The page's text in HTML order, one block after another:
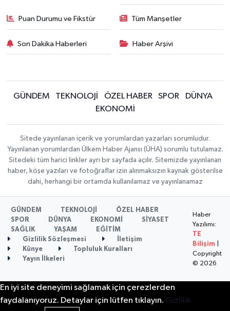
Puan Durumu ve Fikstür Tüm Manşetler
Son Dakika Haberleri Haber Arşivi
GÜNDEM TEKNOLOJİ ÖZEL HABER SPOR
DÜNYA
EKONOMİ
Sitede yayınlanan içerik ve yorumlardan yazarları sorumludur.
Yayınlanan yorumlardan Ülkem Haber Ajansı (ÜHA) sorumlu tutulamaz.
Sitedeki tüm harici linkler ayrı bir sayfada açılır. Sitemizde yayınlanan
haber, köşe yazıları ve fotoğraflar izin alınmaksızın kaynak gösterilse
dahi, herhangi bir ortamda kullanılamaz ve yayınlanamaz
GÜNDEM TEKNOLOJİ
ÖZEL HABER
SPOR
DÜNYA EKONOMİ
SİYASET
SAĞLIK
YAŞAM
EĞİTİM
Gizlilik Sözleşmesi
İletişim
Künye
Topluluk Kuralları
Yayın İlkeleri
Haber
Yazılımı:
TE
Bilişim
Copyright
© 2026
En iyi site deneyimi sağlamak için çerezlerden
faydalanıyoruz. Detaylar için lütfen tıklayın. Gizlilik